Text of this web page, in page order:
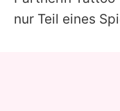
nur Teil eines